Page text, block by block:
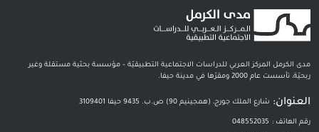
مدى الكرمل المركز العربي للدراسات الاجتماعية التطبيقيّة – مؤسسة بحثية مستقلة وغير
ربحيّة، تأسست عام 2000 ومقرّها في مدينة حيفا.
العنوان: شارع الملك جورج، (همجينيم 90) ص.ب. 9435 حيفا 3109401
رقم الهاتف : 048552035